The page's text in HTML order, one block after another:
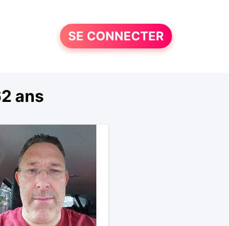
SE CONNECTER
ans